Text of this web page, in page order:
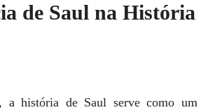
de Saul na História
a história de Saul serve como um